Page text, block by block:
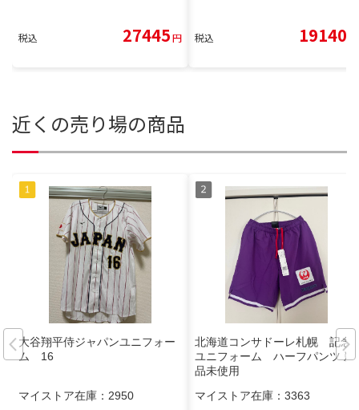
税込 27445円 税込 19140
近くの売り場の商品
大谷翔平侍ジャパンユニフォー
ム 16
マイストア在庫： 2950
北海道コンサドーレ札幌 記念
ユニフォーム ハーフパンツ 新
品未使用
マイストア在庫： 3363